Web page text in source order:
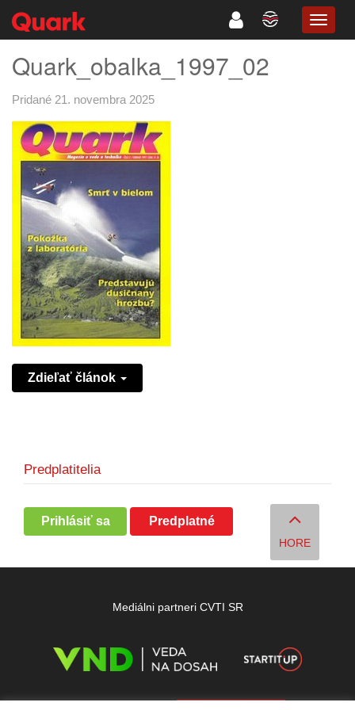
Quark_obalka_1997_02
Pridané 21. novembra 2025
Zdieľať článok
Predplatitelia
Prihlásiť sa Predplatné
HORE
Mediálni partneri CVTI SR